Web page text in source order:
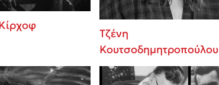
Τζένη
Κουτσοδημητροπούλου